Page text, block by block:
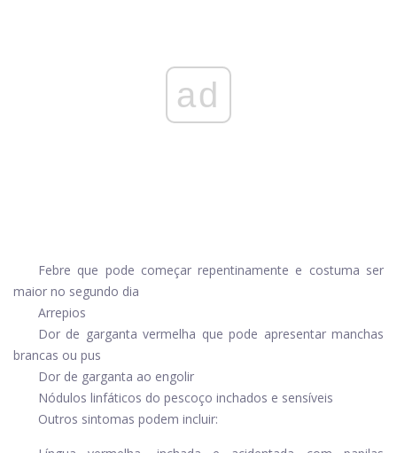
ad
Febre que pode começar repentinamente e costuma ser
maior no segundo dia
Arrepios
Dor de garganta vermelha que pode apresentar manchas
brancas ou pus
Dor de garganta ao engolir
Nódulos linfáticos do pescoço inchados e sensíveis
Outros sintomas podem incluir: